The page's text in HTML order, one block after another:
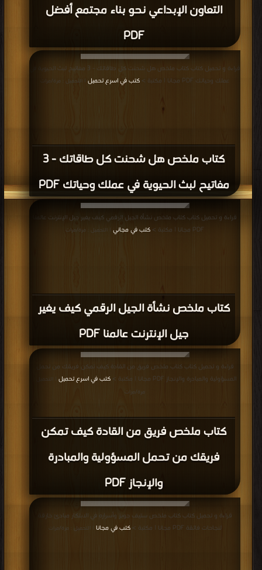
التعاون الإبداعي نحو بناء مجتمع أفضل
PDF
كتاب ملخص هل شحنت كل طاقاتك - 3
مفاتيح لبث الحيوية في عملك وحياتك PDF
قراءة و تحميل كتاب كتاب ملخص هل شحنت كل طاقاتك - 3 مفاتيح لبث الحيوية في
عملك وحياتك PDF مجانا | مكتبة >
كتب في اسرع تحميل | التحميل : مرة/مرات
كتاب ملخص نشأة الجيل الرقمي كيف يغير
جيل الإنترنت عالمنا PDF
قراءة و تحميل كتاب كتاب ملخص نشأة الجيل الرقمي كيف يغير جيل الإنترنت عالمنا
PDF مجانا | مكتبة >
كتب في مجاني | التحميل : مرة/مرات
كتاب ملخص فريق من القادة كيف تمكن
فريقك من تحمل المسؤولية والمبادرة
والإنجاز PDF
قراءة و تحميل كتاب كتاب ملخص فريق من القادة كيف تمكن فريقك من تحمل
المسؤولية والمبادرة والإنجاز PDF مجانا | مكتبة >
كتب في اسرع تحميل
| التحميل :
مرة/مرات
قراءة و تحميل كتاب كتاب ملخص ستيف جوبز وأسراره في الابتكار مبادئ خارقة
لنجاحات فائقة PDF مجانا | مكتبة >
كتب في مجانا | التحميل : مرة/مرات